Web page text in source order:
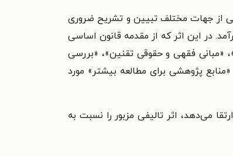
از جهات مختلف تبیین و تشریح ضروری
در این اثر که از مقدمه قانون اساسی
«مبانی فقهی و حقوقی تقنین»، «بررسی
پژوهشی برای مطالعه بیشتر» مورد
می‌دهد، اثر تالیفی مزبور را نسبت به